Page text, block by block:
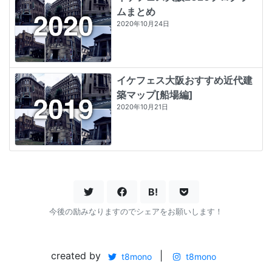
ムまとめ
2020年10月24日
イケフェス大阪おすすめ近代建
築マップ[船場編]
2020年10月21日
B!
今後の励みなりますのでシェアをお願いします！
created by t8mono t8mono